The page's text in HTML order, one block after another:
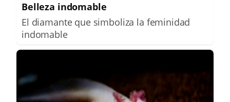
Belleza indomable
El diamante que simboliza la feminidad
indomable